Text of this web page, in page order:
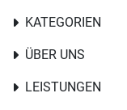
KATEGORIEN
ÜBER UNS
LEISTUNGEN